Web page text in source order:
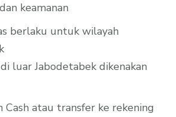
keamanan
berlaku untuk wilayah
luar Jabodetabek dikenakan
Cash atau transfer ke rekening